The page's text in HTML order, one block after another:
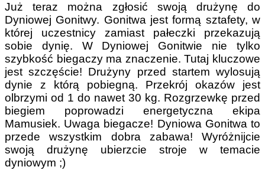
Już teraz można zgłosić swoją drużynę do
Dyniowej Gonitwy. Gonitwa jest formą sztafety, w
której uczestnicy zamiast pałeczki przekazują
sobie dynię. W Dyniowej Gonitwie nie tylko
szybkość biegaczy ma znaczenie. Tutaj kluczowe
jest szczęście! Drużyny przed startem wylosują
dynie z którą pobiegną. Przekrój okazów jest
olbrzymi od 1 do nawet 30 kg. Rozgrzewkę przed
biegiem poprowadzi energetyczna ekipa
Mamusiek. Uwaga biegacze! Dyniowa Gonitwa to
przede wszystkim dobra zabawa! Wyróżnijcie
swoją drużynę ubierzcie stroje w temacie
dyniowym ;)